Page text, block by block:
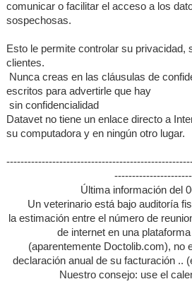
comunicar o facilitar el acceso a los
sospechosas.
Esto le permite controlar su privacidad,
clientes.
Nunca creas en las cláusulas de
escritos para advertirle que hay
sin confidencialidad
Datavet no tiene un enlace directo a
su computadora y en ningún otro lugar.
Última información del
Un veterinario está bajo auditoría
la estimación entre el número de
de internet en una
(aparentemente Doctolib.com), no
declaración anual de su facturación ..
Nuestro consejo: use el